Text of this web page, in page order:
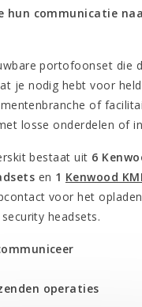
communicatie
portofoonset die
je nodig hebt voor
of
losse onderdelen of
bestaat uit 6
en 1 Kenwood
voor het
headsets.
operaties